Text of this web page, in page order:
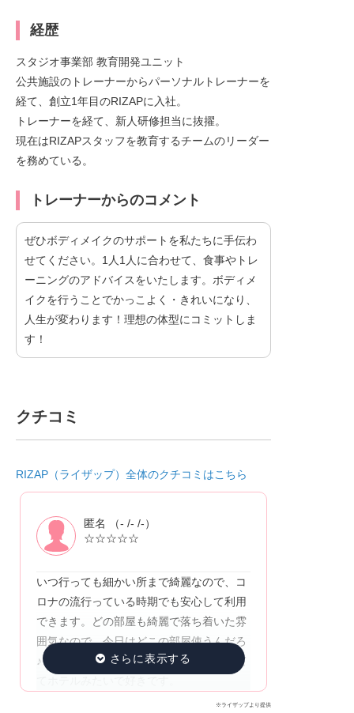
経歴
スタジオ事業部 教育開発ユニット
公共施設のトレーナーからパーソナルトレーナーを
経て、創立1年目のRIZAPに入社。
トレーナーを経て、新人研修担当に抜擢。
現在はRIZAPスタッフを教育するチームのリーダー
を務めている。
トレーナーからのコメント
ぜひボディメイクのサポートを私たちに手伝わ
せてください。1人1人に合わせて、食事やトレ
ーニングのアドバイスをいたします。ボディメ
イクを行うことでかっこよく・きれいになり、
人生が変わります！理想の体型にコミットしま
す！
クチコミ
RIZAP（ライザップ）全体のクチコミはこちら
匿名 （- /- /-）
☆☆☆☆☆
いつ行っても細かい所まで綺麗なので、コ
ロナの流行っている時期でも安心して利用
できます。どの部屋も綺麗で落ち着いた雰
囲気なので、今日はどこの部屋使うんだろ
♪と楽しみの1つです。更衣室も落ち着いて
※ライザップより提供